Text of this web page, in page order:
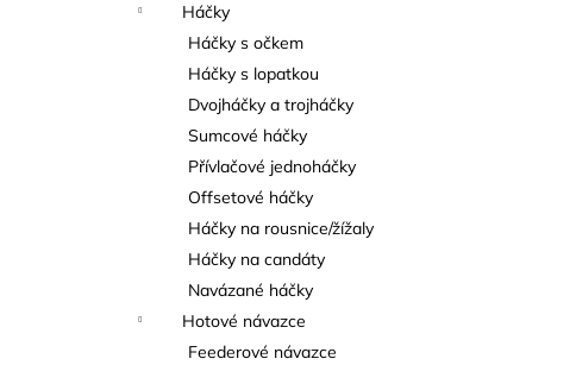
Háčky
Háčky s očkem
Háčky s lopatkou
Dvojháčky a trojháčky
Sumcové háčky
Přívlačové jednoháčky
Offsetové háčky
Háčky na rousnice/žížaly
Háčky na candáty
Navázané háčky
Hotové návazce
Feederové návazce